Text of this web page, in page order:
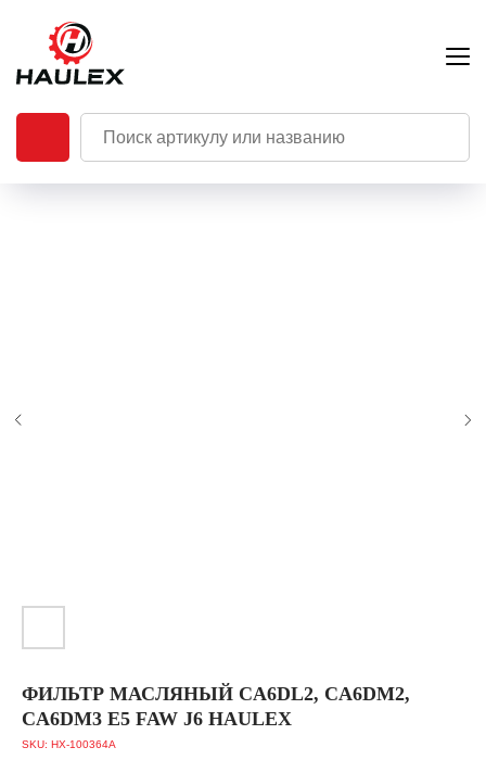
ФИЛЬТР МАСЛЯНЫЙ CA6DL2, CA6DM2,
CA6DM3 E5 FAW J6 HAULEX
SKU: HX-100364A